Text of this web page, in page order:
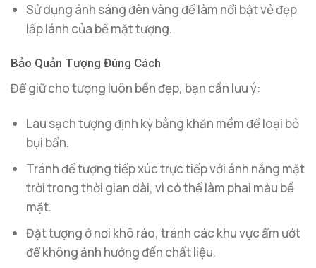
Sử dụng ánh sáng đèn vàng để làm nổi bật vẻ đẹp
lấp lánh của bề mặt tượng.
Bảo Quản Tượng Đúng Cách
Để giữ cho tượng luôn bền đẹp, bạn cần lưu ý:
Lau sạch tượng định kỳ bằng khăn mềm để loại bỏ
bụi bẩn.
Tránh để tượng tiếp xúc trực tiếp với ánh nắng mặt
trời trong thời gian dài, vì có thể làm phai màu bề
mặt.
Đặt tượng ở nơi khô ráo, tránh các khu vực ẩm ướt
để không ảnh hưởng đến chất liệu.